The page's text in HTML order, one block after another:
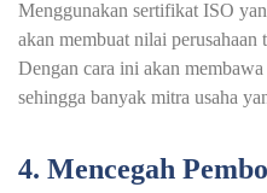
Menggunakan sertifikat ISO
akan membuat nilai
Dengan cara ini akan
sehingga banyak mitra usaha
4. Mencegah